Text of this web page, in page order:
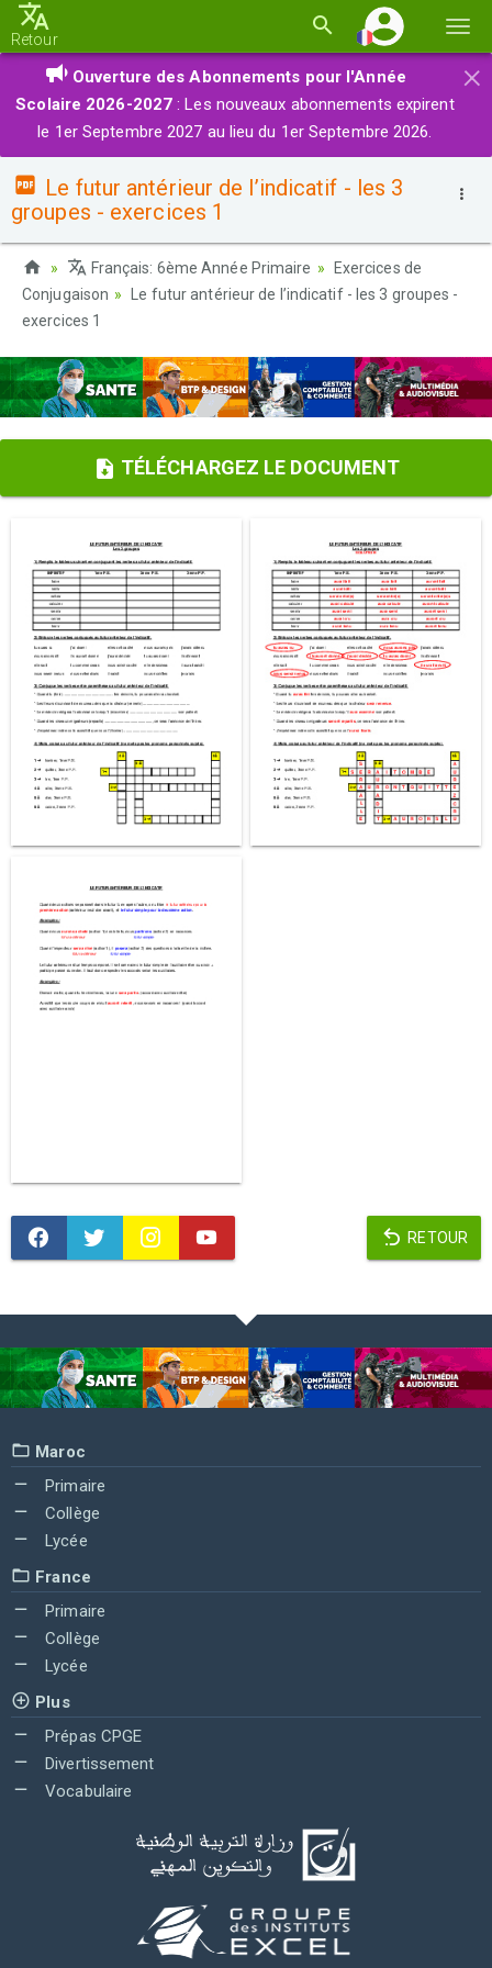
la
Retour
×
Ouverture des Abonnements pour l'Année
Scolaire 2026-2027 : Les nouveaux abonnements expirent
le 1er Septembre 2027 au lieu du 1er Septembre 2026.
Le futur antérieur de l’indicatif - les 3
groupes - exercices 1
Français: 6ème Année Primaire
Exercices de
Conjugaison
Le futur antérieur de l’indicatif - les 3 groupes -
exercices 1
TÉLÉCHARGEZ LE DOCUMENT
RETOUR
Maroc
Primaire
Collège
Lycée
France
Primaire
Collège
Lycée
Plus
Prépas CPGE
Divertissement
Vocabulaire